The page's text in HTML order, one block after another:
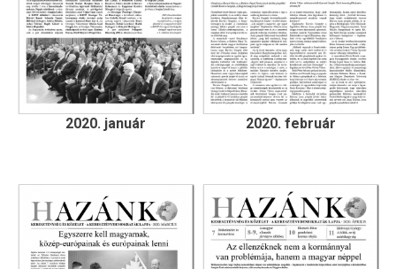
2020. január 2020. február